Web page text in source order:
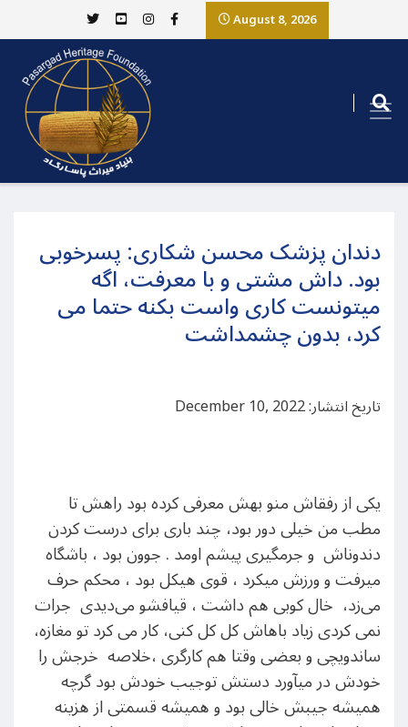
August 8, 2026
دندان پزشک محسن شکاری: پسرخوبی
بود. داش مشتی و با معرفت، اگه
میتونست کاری واست بکنه حتما می
کرد، بدون چشمداشت
تاریخ انتشار: December 10, 2022
یکی از رفقاش منو بهش معرفی کرده بود راهش تا
مطب من خیلی دور بود، چند باری برای درست کردن
دندوناش و جرمگیری پیشم اومد . جوون بود ، باشگاه
میرفت و ورزش میکرد ، قوی هیکل بود ، محکم حرف
می‌زد، خال کوبی هم داشت ، قیافشو می‌دیدی جرات
نمی کردی زیاد باهاش کل کل کنی، کار می کرد تو مغازه،
ساندویچی و بعضی وقتا هم کارگری ،خلاصه خرجش را
خودش در میآورد دستش توجیب خودش بود گرچه
همیشه جیبش خالی بود و همیشه قسمتی از هزینه